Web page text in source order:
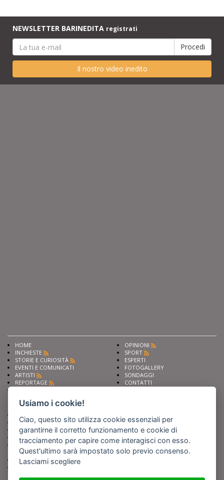
NEWSLETTER BARINEDITA registrati
Il nostro video inedito
HOME
INCHIESTE
STORIE E CURIOSITÀ
EVENTI E COMUNICATI
ARTISTI
REPORTAGE
OPINIONI
SPORT
ESPERTI
FOTOGALLERY
SONDAGGI
CONTATTI
Chiedi ai nostri esperti
Scrivi alla redazione
Fai pubblicità con noi
Sostieni Barinedita
Iscriviti al nostro corso di
giornalismo
Compra i nostri libri
Entra in Barinedita Map
Seguici su
Usiamo i cookie!
Ciao, questo sito utilizza cookie essenziali per
garantirne il corretto funzionamento e cookie di
tracciamento per capire come interagisci con esso.
Quest'ultimo sarà impostato solo previo consenso.
Lasciami scegliere